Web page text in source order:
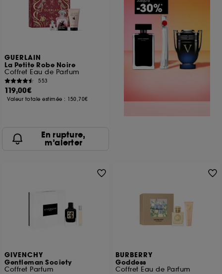
GUERLAIN
La Petite Robe Noire
Coffret Eau de Parfum
553
119,00€
Valeur totale estimée : 150,70€
En rupture,
m’alerter
GIVENCHY
Gentleman Society
Coffret Parfum
BURBERRY
Goddess
Coffret Eau de Parfum